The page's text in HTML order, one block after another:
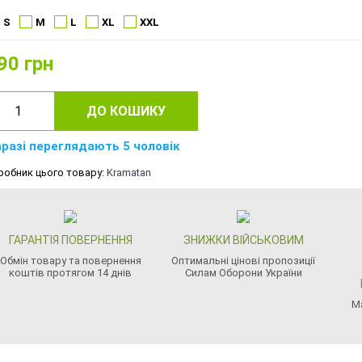
S M L XL XXL
грн
ДО КОШИКУ
переглядають 5 чоловік
цього товару: Kramatan
ГАРАНТІЯ ПОВЕРНЕННЯ
Обмін товару та повернення
коштів протягом 14 днів
ЗНИЖКИ ВІЙСЬКОВИМ
Оптимальні цінові пропозиції
Силам Оборони України